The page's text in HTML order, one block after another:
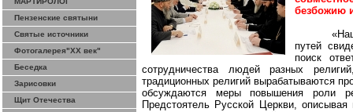
Пензенские святыни
Святые источники
Фотогалерея"ХХ век"
Беседка
Зарисовки
Щит Отечества
безбожию
путей
поиск
сотрудничества людей разных
традиционных религий вырабатываются
обсуждаются меры повышения роли
Предстоятель Русской Церкви,